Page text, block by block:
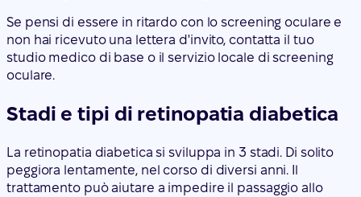
Se pensi di essere in ritardo con lo screening oculare e
non hai ricevuto una lettera d'invito, contatta il tuo
studio medico di base o il servizio locale di screening
oculare.
Stadi e tipi di retinopatia diabetica
La retinopatia diabetica si sviluppa in 3 stadi. Di solito
peggiora lentamente, nel corso di diversi anni. Il
trattamento può aiutare a impedire il passaggio allo